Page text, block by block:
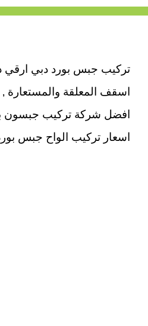
تركيب جبس بورد دبي ارقي
اسقف المعلقة والمستعارة
افضل شركة تركيب جبسون
اسعار تركيب الواح جبس